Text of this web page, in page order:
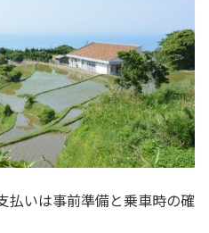
払いは事前準備と乗車時の確